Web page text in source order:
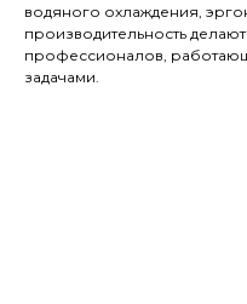
водяного охлаждения,
производительность
профессионалов,
задачами.